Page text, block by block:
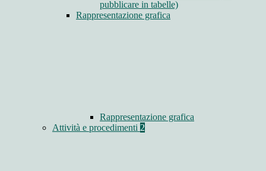
pubblicare in tabelle)
Rappresentazione grafica
Rappresentazione grafica
Attività e procedimenti 2